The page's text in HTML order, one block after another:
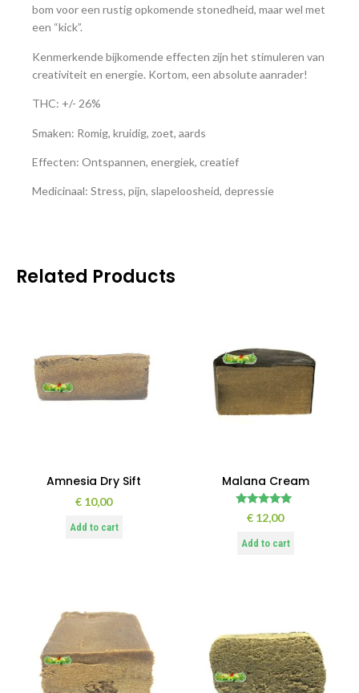
bom voor een rustig opkomende stonedheid, maar wel met
een “kick”.
Kenmerkende bijkomende effecten zijn het stimuleren van
creativiteit en energie. Kortom, een absolute aanrader!
THC: +/- 26%
Smaken: Romig, kruidig, zoet, aards
Effecten: Ontspannen, energiek, creatief
Medicinaal: Stress, pijn, slapeloosheid, depressie
Related Products
Amnesia Dry Sift
€ 10,00
Add to cart
Malana Cream
Rated
5.00
€ 12,00
Add to cart